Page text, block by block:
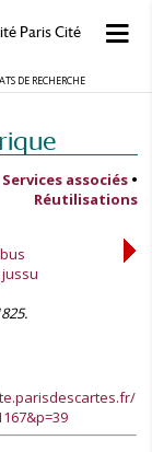
Paris Cité
DE RECHERCHE
Services associés •
Réutilisations